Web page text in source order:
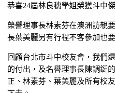
恭喜24屆林良穗學姐榮獲斗中
榮譽理事長林素芬在澳洲訪親
長葉美麗另有行程不客參加也
回顧台北市斗中校友會，我們
的付出，及名譽理事長陳調鋌
正、林素芬、葉美麗及所有校